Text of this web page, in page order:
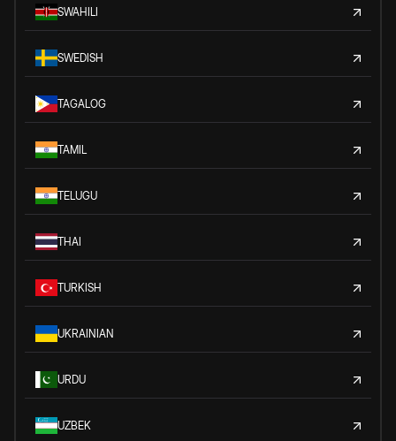
SWAHILI
SWEDISH
TAGALOG
TAMIL
TELUGU
THAI
TURKISH
UKRAINIAN
URDU
UZBEK